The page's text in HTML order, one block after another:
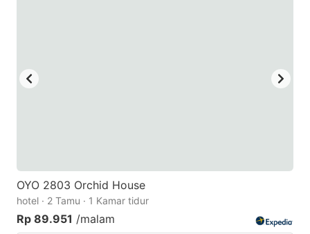
OYO 2803 Orchid House
hotel · 2 Tamu · 1 Kamar tidur
Rp 89.951 /malam